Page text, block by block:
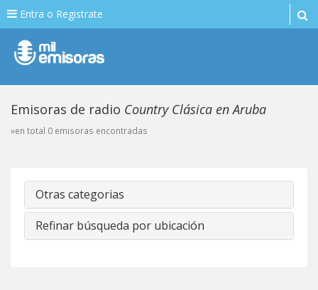
Entra o Registrate
Emisoras de radio Country Clásica en Aruba
»en total 0 emisoras encontradas
Otras categorias
Refinar búsqueda por ubicación